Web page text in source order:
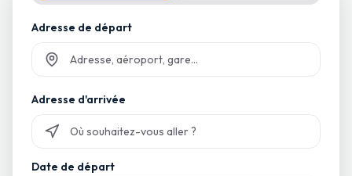
Adresse de départ
Adresse d'arrivée
Date de départ